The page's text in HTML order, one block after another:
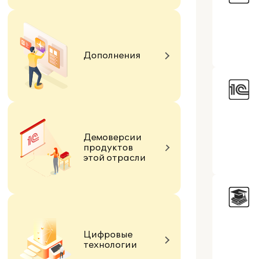
Дополнения
Демоверсии
продуктов
этой отрасли
Цифровые
технологии